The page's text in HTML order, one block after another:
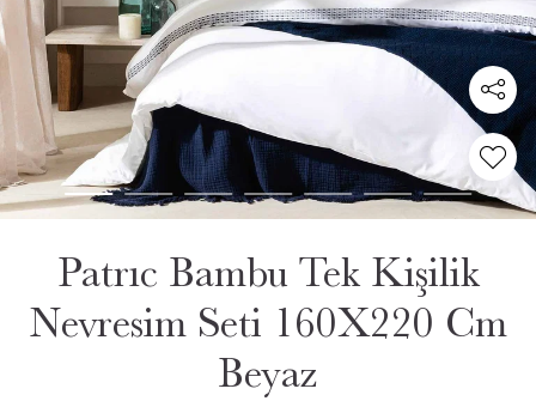
Patrıc Bambu Tek Kişilik
Nevresim Seti 160X220 Cm
Beyaz